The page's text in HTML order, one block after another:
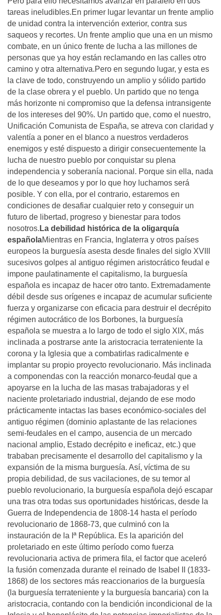
tareas ineludibles.En primer lugar levantar un frente amplio
de unidad contra la intervención exterior, contra sus
saqueos y recortes. Un frente amplio que una en un mismo
combate, en un único frente de lucha a las millones de
personas que ya hoy están reclamando en las calles otro
camino y otra alternativa.Pero en segundo lugar, y esta es
la clave de todo, construyendo un amplio y sólido partido
de la clase obrera y el pueblo. Un partido que no tenga
más horizonte ni compromiso que la defensa intransigente
de los intereses del 90%. Un partido que, como el nuestro,
Unificación Comunista de España, se atreva con claridad y
valentía a poner en el blanco a nuestros verdaderos
enemigos y esté dispuesto a dirigir consecuentemente la
lucha de nuestro pueblo por conquistar su plena
independencia y soberanía nacional. Porque sin ella, nada
de lo que deseamos y por lo que hoy luchamos será
posible. Y con ella, por el contrario, estaremos en
condiciones de desafiar cualquier reto y conseguir un
futuro de libertad, progreso y bienestar para todos
nosotros. La debilidad histórica de la oligarquía
españolaMientras en Francia, Inglaterra y otros países
europeos la burguesía asesta desde finales del siglo XVIII
sucesivos golpes al antiguo régimen aristocrático feudal e
impone paulatinamente el capitalismo, la burguesía
española es incapaz de hacer otro tanto. Extremadamente
débil desde sus orígenes e incapaz de acumular suficiente
fuerza y organizarse con eficacia para destruir el decrépito
régimen autocrático de los Borbones, la burguesía
española se muestra a lo largo de todo el siglo XIX, más
inclinada a postrarse ante la aristocracia terrateniente la
corona y la Iglesia que a combatirlas radicalmente e
implantar su propio proyecto revolucionario. Más inclinada
a componendas con la reacción monarco-feudal que a
apoyarse en la lucha de las masas trabajadoras y el
naciente proletariado industrial, dejando de ese modo
prácticamente intactas las bases económico-sociales del
antiguo régimen (dominio aplastante de las relaciones
semi-feudales en el campo, ausencia de un mercado
nacional amplio, Estado decrépito e ineficaz, etc.) que
trababan precisamente el desarrollo del capitalismo y la
expansión de la misma burguesía. Así, víctima de su
propia debilidad, de sus vacilaciones, de su temor al
pueblo revolucionario, la burguesía española dejó escapar
una tras otra todas sus oportunidades históricas, desde la
Guerra de Independencia de 1808-14 hasta el período
revolucionario de 1868-73, que culminó con la
instauración de la Iª República. Es la aparición del
proletariado en este último período como fuerza
revolucionaria activa de primera fila, el factor que aceleró
la fusión comenzada durante el reinado de Isabel II (1833-
1868) de los sectores más reaccionarios de la burguesía
(la burguesía terrateniente y la burguesía bancaria) con la
aristocracia, contando con la bendición incondicional de la